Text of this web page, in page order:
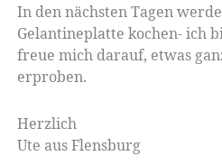
In den nächsten Tagen
Gelantineplatte kochen- ich
freue mich darauf, etwas
erproben.
Herzlich
Ute aus Flensburg